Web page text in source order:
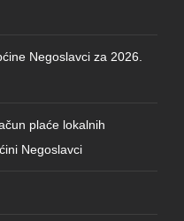
Negoslavci za 2026.
plaće lokalnih
Negoslavci